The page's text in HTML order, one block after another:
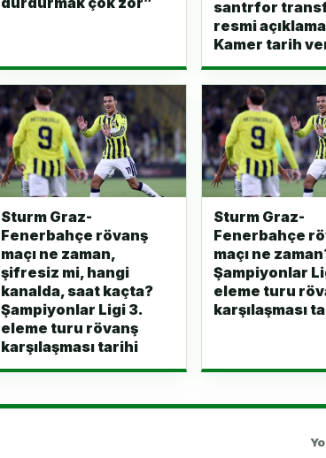
santrfor
resmi
Kamer tarih
Sturm Graz-
Fenerbahçe rövanş
maçı ne zaman,
şifresiz mi, hangi
kanalda, saat kaçta?
Şampiyonlar Ligi 3.
eleme turu rövanş
karşılaşması tarihi
Sturm Graz-
Fenerbahçe
maçı ne
Şampiyonlar
eleme turu
karşılaşması